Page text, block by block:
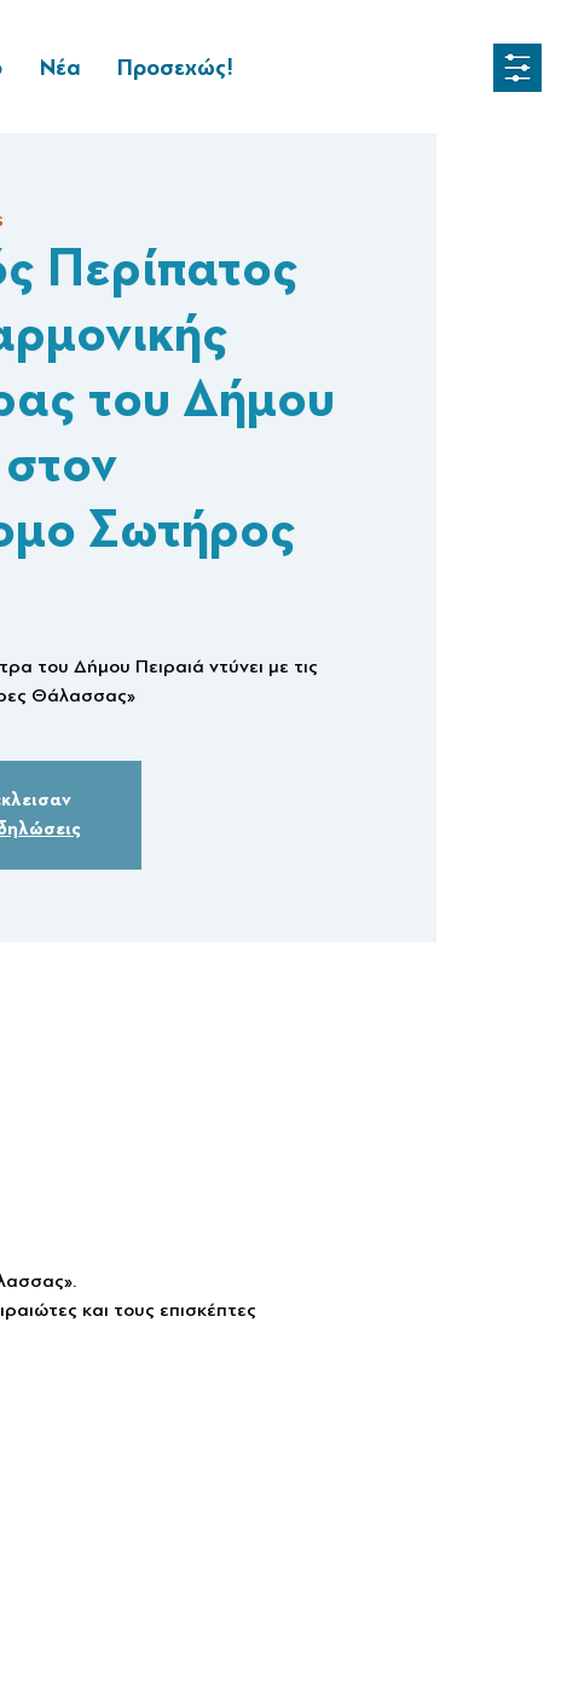
Νέα Προσεχώς!
Περίπατος
του Δήμου
Σωτήρος
του Δήμου Πειραιά ντύνει με τις
Θάλασσας»
και τους επισκέπτες